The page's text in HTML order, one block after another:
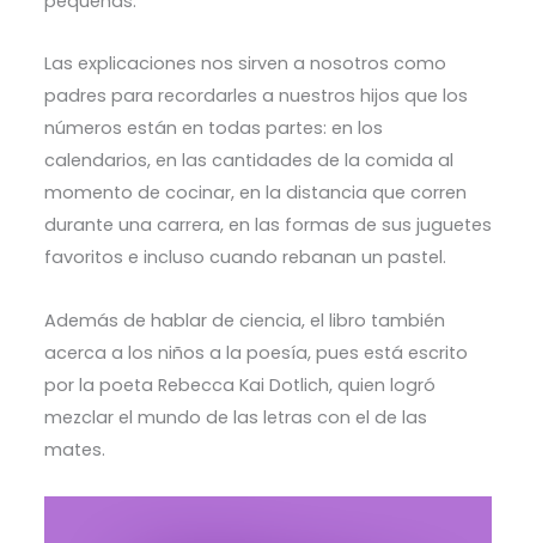
Las explicaciones nos sirven a nosotros como
padres para recordarles a nuestros hijos que los
números están en todas partes: en los
calendarios, en las cantidades de la comida al
momento de cocinar, en la distancia que corren
durante una carrera, en las formas de sus juguetes
favoritos e incluso cuando rebanan un pastel.
Además de hablar de ciencia, el libro también
acerca a los niños a la poesía, pues está escrito
por la poeta Rebecca Kai Dotlich, quien logró
mezclar el mundo de las letras con el de las
mates.